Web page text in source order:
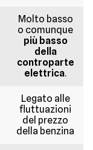
Molto basso
o comunque
più basso
della
controparte
elettrica.
Legato alle
fluttuazioni
del prezzo
della benzina